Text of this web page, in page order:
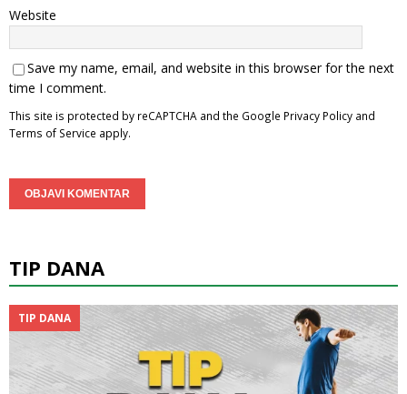
Website
Save my name, email, and website in this browser for the next
time I comment.
This site is protected by reCAPTCHA and the Google Privacy Policy and
Terms of Service apply.
TIP DANA
TIP DANA